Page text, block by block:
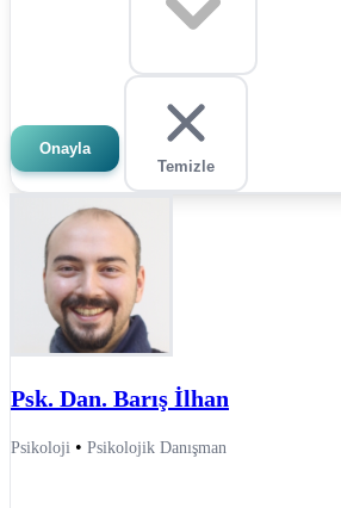
Onayla
Temizle
Psk. Dan. Barış İlhan
Psikoloji • Psikolojik Danışman